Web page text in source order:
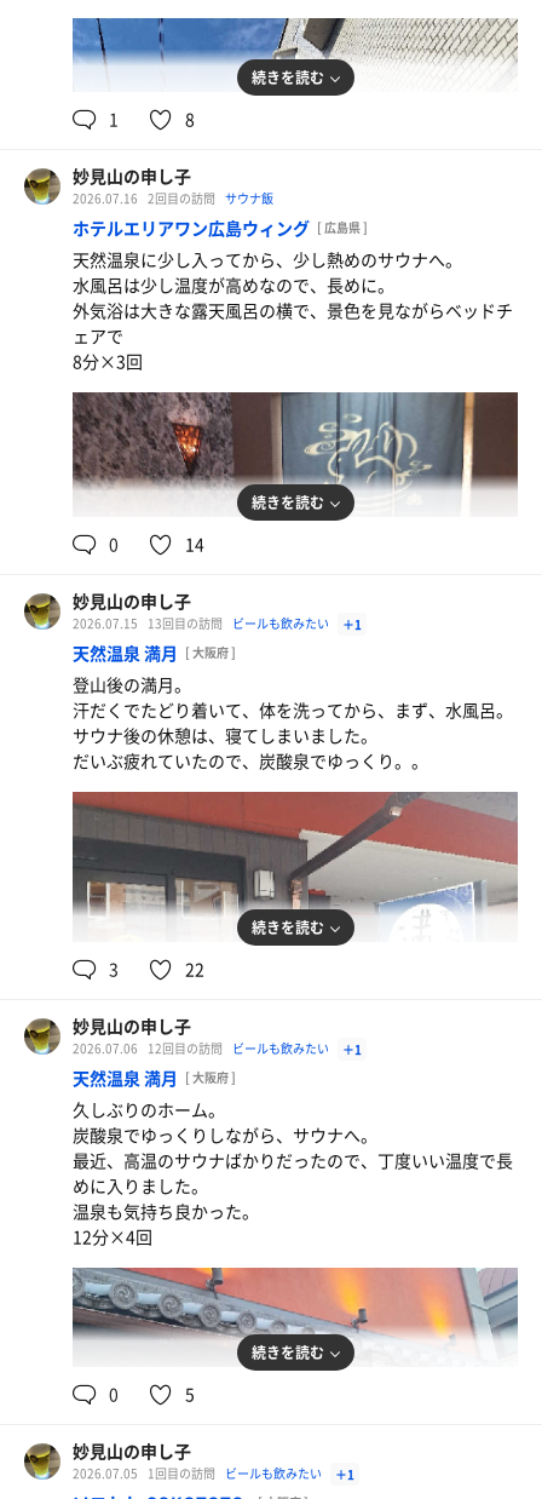
アサヒスーパードライ
ホテルで食事するとドリンク券が付いてきた🍺
アサヒビール(アベノミンミン)
サッポロ黒ラベル★
続きを読む
1 8
妙見山の申し子
2026.07.16 2回目の訪問 サウナ飯
ホテルエリアワン広島ウィング [ 広島県 ]
天然温泉に少し入ってから、少し熱めのサウナへ。
水風呂は少し温度が高めなので、長めに。
外気浴は大きな露天風呂の横で、景色を見ながらベッドチ
ェアで
8分×3回
グラス小
続きを読む
0 14
妙見山の申し子
2026.07.15 13回目の訪問 ビールも飲みたい ＋1
天然温泉 満月 [ 大阪府 ]
登山後の満月。
汗だくでたどり着いて、体を洗ってから、まず、水風呂。
サウナ後の休憩は、寝てしまいました。
だいぶ疲れていたので、炭酸泉でゆっくり。。
続きを読む
3 22
妙見山の申し子
2026.07.06 12回目の訪問 ビールも飲みたい ＋1
天然温泉 満月 [ 大阪府 ]
久しぶりのホーム。
炭酸泉でゆっくりしながら、サウナへ。
最近、高温のサウナばかりだったので、丁度いい温度で長
めに入りました。
温泉も気持ち良かった。
12分×4回
続きを読む
0 5
妙見山の申し子
2026.07.05 1回目の訪問 ビールも飲みたい ＋1